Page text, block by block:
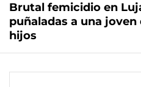
Brutal femicidio en
puñaladas a una
hijos